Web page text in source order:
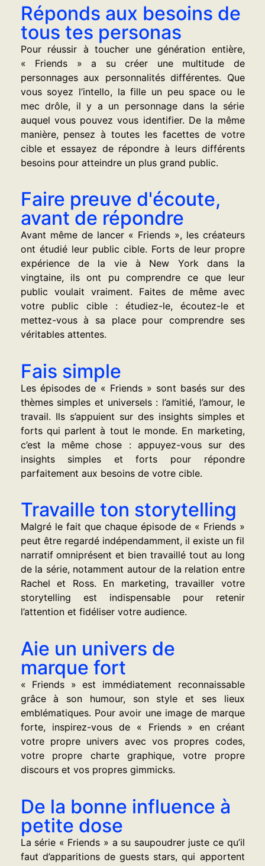
Réponds aux besoins de
tous tes personas
Pour réussir à toucher une génération entière,
« Friends » a su créer une multitude de
personnages aux personnalités différentes. Que
vous soyez l’intello, la fille un peu space ou le
mec drôle, il y a un personnage dans la série
auquel vous pouvez vous identifier. De la même
manière, pensez à toutes les facettes de votre
cible et essayez de répondre à leurs différents
besoins pour atteindre un plus grand public.
Faire preuve d'écoute,
avant de répondre
Avant même de lancer « Friends », les créateurs
ont étudié leur public cible. Forts de leur propre
expérience de la vie à New York dans la
vingtaine, ils ont pu comprendre ce que leur
public voulait vraiment. Faites de même avec
votre public cible : étudiez-le, écoutez-le et
mettez-vous à sa place pour comprendre ses
véritables attentes.
Fais simple
Les épisodes de « Friends » sont basés sur des
thèmes simples et universels : l’amitié, l’amour, le
travail. Ils s’appuient sur des insights simples et
forts qui parlent à tout le monde. En marketing,
c’est la même chose : appuyez-vous sur des
insights simples et forts pour répondre
parfaitement aux besoins de votre cible.
Travaille ton storytelling
Malgré le fait que chaque épisode de « Friends »
peut être regardé indépendamment, il existe un fil
narratif omniprésent et bien travaillé tout au long
de la série, notamment autour de la relation entre
Rachel et Ross. En marketing, travailler votre
storytelling est indispensable pour retenir
l’attention et fidéliser votre audience.
Aie un univers de
marque fort
« Friends » est immédiatement reconnaissable
grâce à son humour, son style et ses lieux
emblématiques. Pour avoir une image de marque
forte, inspirez-vous de « Friends » en créant
votre propre univers avec vos propres codes,
votre propre charte graphique, votre propre
discours et vos propres gimmicks.
De la bonne influence à
petite dose
La série « Friends » a su saupoudrer juste ce qu’il
faut d’apparitions de guests stars, qui apportent